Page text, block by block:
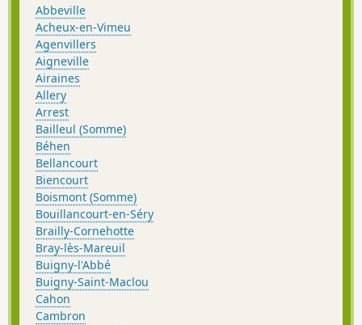
Abbeville
Acheux-en-Vimeu
Agenvillers
Aigneville
Airaines
Allery
Arrest
Bailleul (Somme)
Béhen
Bellancourt
Biencourt
Boismont (Somme)
Bouillancourt-en-Séry
Brailly-Cornehotte
Bray-lès-Mareuil
Buigny-l'Abbé
Buigny-Saint-Maclou
Cahon
Cambron